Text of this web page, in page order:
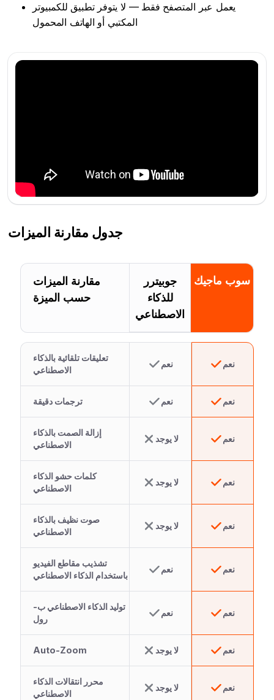
يعمل عبر المتصفح فقط — لا يتوفر تطبيق للكمبيوتر
المكتبي أو الهاتف المحمول
جدول مقارنة الميزات
مقارنة الميزات
حسب الميزة
جوبيترر
للذكاء
الاصطناعي
سوب ماجيك
تعليقات تلقائية بالذكاء
الاصطناعي
نعم نعم
ترجمات دقيقة نعم نعم
إزالة الصمت بالذكاء
الاصطناعي
لا يوجد نعم
كلمات حشو الذكاء
الاصطناعي
لا يوجد نعم
صوت نظيف بالذكاء
الاصطناعي
لا يوجد نعم
تشذيب مقاطع الفيديو
باستخدام الذكاء الاصطناعي
نعم نعم
توليد الذكاء الاصطناعي ب-
رول
نعم نعم
Auto-Zoom لا يوجد نعم
محرر انتقالات الذكاء
الاصطناعي
لا يوجد نعم